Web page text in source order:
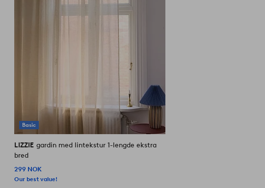
Basic
LIZZIE gardin med lintekstur 1-lengde ekstra
bred
299 NOK
Our best value!